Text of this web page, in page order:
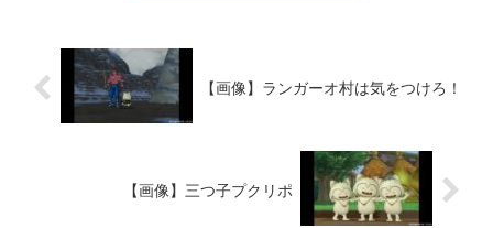
【画像】ランガーオ村は気をつけろ！
【画像】三つ子プクリポ